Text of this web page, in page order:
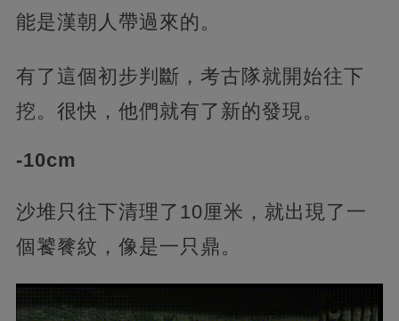
能是漢朝人帶過來的。
有了這個初步判斷，考古隊就開始往下
挖。很快，他們就有了新的發現。
-10cm
沙堆只往下清理了10厘米，就出現了一
個饕餮紋，像是一只鼎。